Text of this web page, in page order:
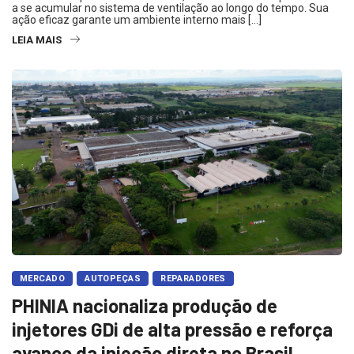
a se acumular no sistema de ventilação ao longo do tempo. Sua
ação eficaz garante um ambiente interno mais […]
LEIA MAIS
MERCADO AUTOPEÇAS REPARADORES
PHINIA nacionaliza produção de
injetores GDi de alta pressão e reforça